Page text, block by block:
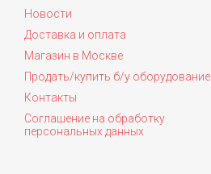
Новости
Доставка и оплата
Магазин в Москве
Продать/купить б/у оборудование
Контакты
Соглашение на обработку
персональных данных